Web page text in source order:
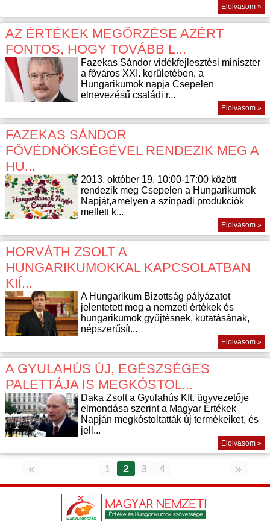
Elolvasom »
AZ ÉRTÉKEK MEGŐRZÉSE AZÉRT
FONTOS, HOGY TOVÁBB L...
Fazekas Sándor vidékfejlesztési miniszter
a főváros XXI. kerületében, a
Hungarikumok napja Csepelen
elnevezésű családi r...
Elolvasom »
FAZEKAS SÁNDOR
FŐVÉDNÖKSÉGÉVEL RENDEZIK MEG A
HU...
2013. október 19. 10:00-17:00 között
rendezik meg Csepelen a Hungarikumok
Napját,amelyen a színpadi produkciók
mellett k...
Elolvasom »
HORVÁTH ZSOLT A
HUNGARIKUMOKKAL KAPCSOLATBAN
KIÍ...
A Hungarikum Bizottság pályázatot
jelentetett meg a nemzeti értékek és
hungarikumok gyűjtésnek, kutatásának,
népszerűsít...
Elolvasom »
A GYULAHÚS ÚJ, EGÉSZSÉGES
PALETTÁJA IS MEGKÓSTOL...
Daka Zsolt a Gyulahús Kft. ügyvezetője
elmondása szerint a Magyar Értékek
Napján megkóstoltatták új termékeiket, és
jell...
Elolvasom »
« 1 2 3 4 »